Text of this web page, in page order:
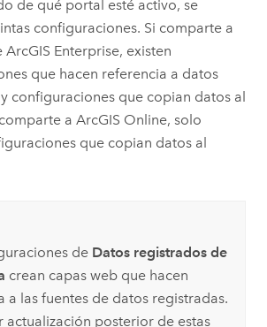
de qué portal esté activo, se
configuraciones. Si comparte a
ArcGIS Enterprise, existen
que hacen referencia a datos
configuraciones que copian datos al
a ArcGIS Online, solo
que copian datos al
de Datos registrados de
crean capas web que hacen
a las fuentes de datos registradas.
actualización posterior de estas